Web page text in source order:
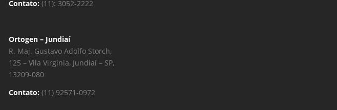
Contato: (11): 3052-2222
Ortogen – Jundiaí
R. Maj. Gustavo Adolfo Storch,
125 – Vila Virginia, Jundiaí – SP,
13209-080
Contato: (11) 92571-0972